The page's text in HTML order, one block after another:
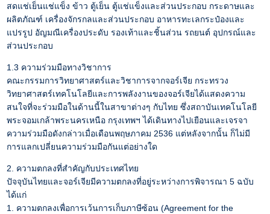
สดแช่เย็นแช่แข็ง ข้าว ตู้เย็น ตู้แช่แข็งและส่วนประกอบ กระดาษและ
ผลิตภัณฑ์ เครื่องจักรกลและส่วนประกอบ อาหารทะเลกระป๋องและ
แปรรูป อัญมณีเครื่องประดับ รองเท้าและชิ้นส่วน รถยนต์ อุปกรณ์และ
ส่วนประกอบ
1.3 ความร่วมมือทางวิชาการ
คณะกรรมการวิทยาศาสตร์และวิชาการจากจอร์เจีย กระทรวง
วิทยาศาสตร์เทคโนโลยีและการพลังงานของจอร์เจียได้แสดงความ
สนใจที่จะร่วมมือในด้านนี้ในสาขาต่างๆ กับไทย ซึ่งสถาบันเทคโนโลยี
พระจอมเกล้าพระนครเหนือ กรุงเทพฯ ได้เดินทางไปเยือนและเจรจา
ความร่วมมือดังกล่าวเมื่อเดือนพฤษภาคม 2536 แต่หลังจากนั้น ก็ไม่มี
การแลกเปลี่ยนความร่วมมือกันแต่อย่างใด
2. ความตกลงที่สำคัญกับประเทศไทย
ปัจจุบันไทยและจอร์เจียมีความตกลงที่อยู่ระหว่างการพิจารณา 5 ฉบับ
ได้แก่
1. ความตกลงเพื่อการเว้นการเก็บภาษีซ้อน (Agreement for the